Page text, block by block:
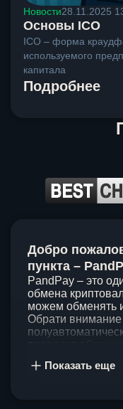
Новости28.11.2025
Основы ICO
ICO – форма
используемого
капитала
Подробнее
Добро
пункта –
PandPay – это
обмена
можем обменять
Обрати внимание
клиентов,
Показать еще